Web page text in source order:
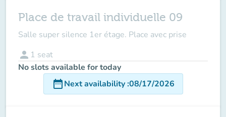
Place de travail individuelle 09
Salle super silence 1er étage. Place avec prise
person 1 seat
No slots available for today
date_rangeNext availability:08/17/2026